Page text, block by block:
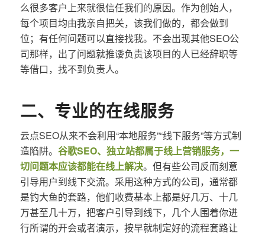
么很多客户上来就很信任我们的原因。作为创始人，
每个项目均由我亲自把关，该我们做的，都会做到
位；有任何问题可以直接找我。不会出现其他SEO公
司那样，出了问题就推诿负责该项目的人已经辞职等
等借口，找不到负责人。
二、专业的在线服务
云点SEO从来不会利用“本地服务”“线下服务”等方式制
造陷阱。 谷歌SEO、独立站都属于线上营销服务，一
切问题本应该都能在线上解决。但有些公司反而刻意
引导用户到线下交流。采用这种方式的公司，通常都
是钓大鱼的套路，他们收费基本上都是好几万、十几
万甚至几十万，把客户引导到线下，几个人围着你进
行所谓的开会或者演示，按早就制定好的流程套路让